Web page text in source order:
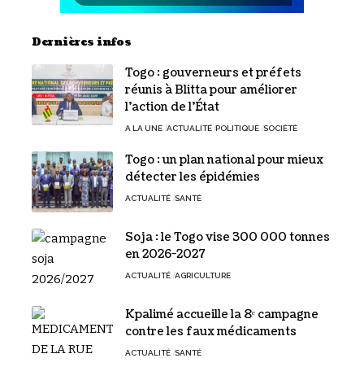
Dernières infos
Togo : gouverneurs et préfets
réunis à Blitta pour améliorer
l’action de l’État
A LA UNE ACTUALITÉ POLITIQUE SOCIÉTÉ
Togo : un plan national pour mieux
détecter les épidémies
ACTUALITÉ SANTÉ
Soja : le Togo vise 300 000 tonnes
en 2026-2027
ACTUALITÉ AGRICULTURE
Kpalimé accueille la 8ᵉ campagne
contre les faux médicaments
ACTUALITÉ SANTÉ